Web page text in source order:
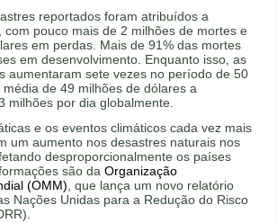
reportados foram atribuídos a
com pouco mais de 2 milhões de mortes e
em perdas. Mais de 91% das mortes
em desenvolvimento. Enquanto isso, as
aumentaram sete vezes no período de 50
de 49 milhões de dólares a
milhões por dia globalmente.
e os eventos climáticos cada vez mais
um aumento nos desastres naturais nos
desproporcionalmente os países
são daOrganização
(OMM), que lança um novo relatório
Nações Unidas para a Redução do Risco